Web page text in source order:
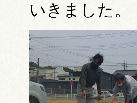
いきました。